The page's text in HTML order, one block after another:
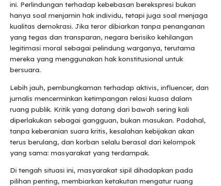
ini. Perlindungan terhadap kebebasan berekspresi bukan
hanya soal menjamin hak individu, tetapi juga soal menjaga
kualitas demokrasi. Jika teror dibiarkan tanpa penanganan
yang tegas dan transparan, negara berisiko kehilangan
legitimasi moral sebagai pelindung warganya, terutama
mereka yang menggunakan hak konstitusional untuk
bersuara.
Lebih jauh, pembungkaman terhadap aktivis, influencer, dan
jurnalis mencerminkan ketimpangan relasi kuasa dalam
ruang publik. Kritik yang datang dari bawah sering kali
diperlakukan sebagai gangguan, bukan masukan. Padahal,
tanpa keberanian suara kritis, kesalahan kebijakan akan
terus berulang, dan korban selalu berasal dari kelompok
yang sama: masyarakat yang terdampak.
Di tengah situasi ini, masyarakat sipil dihadapkan pada
pilihan penting, membiarkan ketakutan mengatur ruang